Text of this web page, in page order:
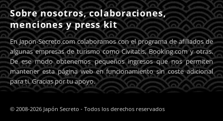
Sobre nosotros, colaboraciones,
menciones y press kit
En Japon-Secreto.com colaboramos con el programa de afiliados de
algunas empresas de turismo como Civitatis, Booking.com y otras.
De ese modo obtenemos pequeños ingresos que nos permiten
mantener esta página web en funcionamiento sin coste adicional
para ti. Gracias por tu apoyo.
© 2008-2026 Japón Secreto - Todos los derechos reservados